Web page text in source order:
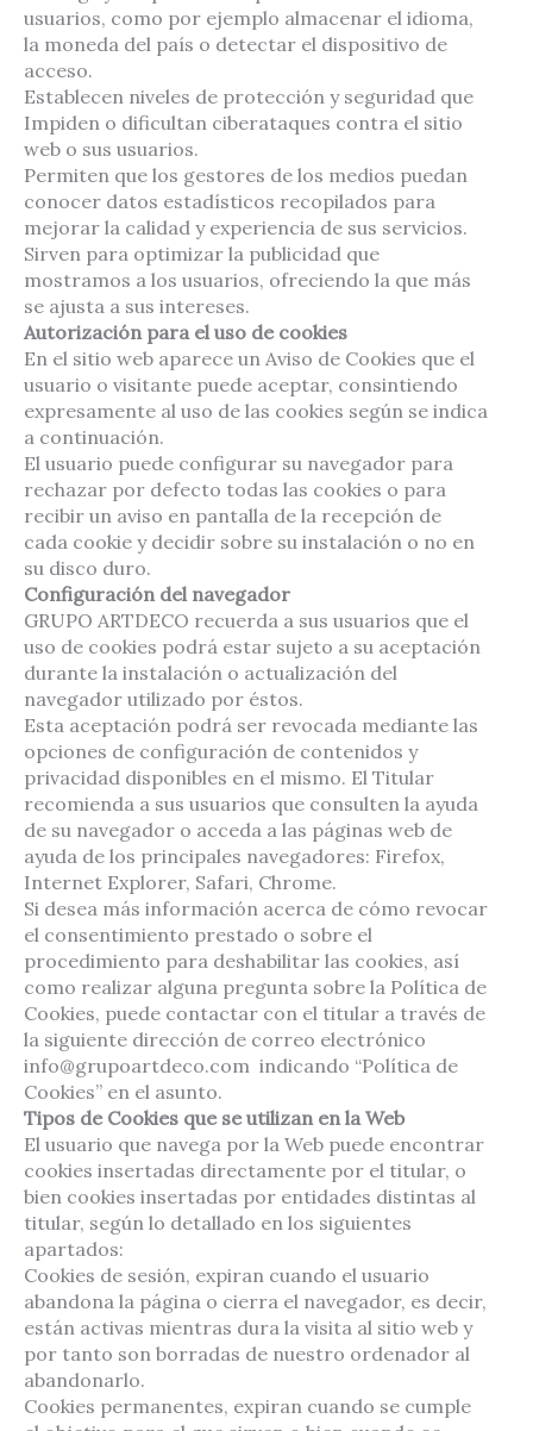
usuarios, como por ejemplo almacenar el idioma,
la moneda del país o detectar el dispositivo de
acceso.
Establecen niveles de protección y seguridad que
Impiden o dificultan ciberataques contra el sitio
web o sus usuarios.
Permiten que los gestores de los medios puedan
conocer datos estadísticos recopilados para
mejorar la calidad y experiencia de sus servicios.
Sirven para optimizar la publicidad que
mostramos a los usuarios, ofreciendo la que más
se ajusta a sus intereses.
Autorización para el uso de cookies
En el sitio web aparece un Aviso de Cookies que el
usuario o visitante puede aceptar, consintiendo
expresamente al uso de las cookies según se indica
a continuación.
El usuario puede configurar su navegador para
rechazar por defecto todas las cookies o para
recibir un aviso en pantalla de la recepción de
cada cookie y decidir sobre su instalación o no en
su disco duro.
Configuración del navegador
GRUPO ARTDECO recuerda a sus usuarios que el
uso de cookies podrá estar sujeto a su aceptación
durante la instalación o actualización del
navegador utilizado por éstos.
Esta aceptación podrá ser revocada mediante las
opciones de configuración de contenidos y
privacidad disponibles en el mismo. El Titular
recomienda a sus usuarios que consulten la ayuda
de su navegador o acceda a las páginas web de
ayuda de los principales navegadores: Firefox,
Internet Explorer, Safari, Chrome.
Si desea más información acerca de cómo revocar
el consentimiento prestado o sobre el
procedimiento para deshabilitar las cookies, así
como realizar alguna pregunta sobre la Política de
Cookies, puede contactar con el titular a través de
la siguiente dirección de correo electrónico
info@grupoartdeco.com indicando “Política de
Cookies” en el asunto.
Tipos de Cookies que se utilizan en la Web
El usuario que navega por la Web puede encontrar
cookies insertadas directamente por el titular, o
bien cookies insertadas por entidades distintas al
titular, según lo detallado en los siguientes
apartados:
Cookies de sesión, expiran cuando el usuario
abandona la página o cierra el navegador, es decir,
están activas mientras dura la visita al sitio web y
por tanto son borradas de nuestro ordenador al
abandonarlo.
Cookies permanentes, expiran cuando se cumple